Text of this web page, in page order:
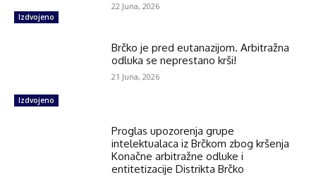
Izdvojeno
22 Juna, 2026
Izdvojeno
Brčko je pred eutanazijom. Arbitražna
odluka se neprestano krši!
21 Juna, 2026
Proglas upozorenja grupe
intelektualaca iz Brčkom zbog kršenja
Konačne arbitražne odluke i
entitetizacije Distrikta Brčko